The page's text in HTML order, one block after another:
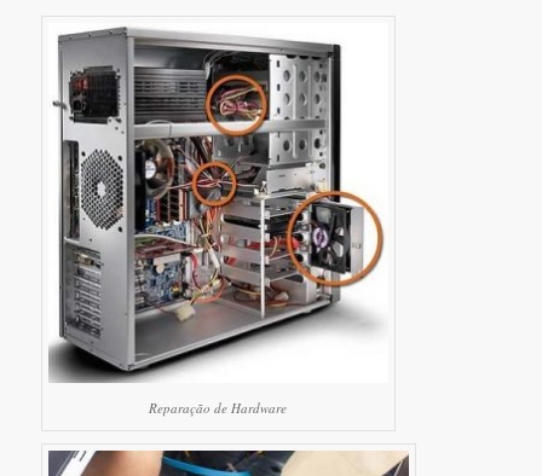
Reparação de Hardware